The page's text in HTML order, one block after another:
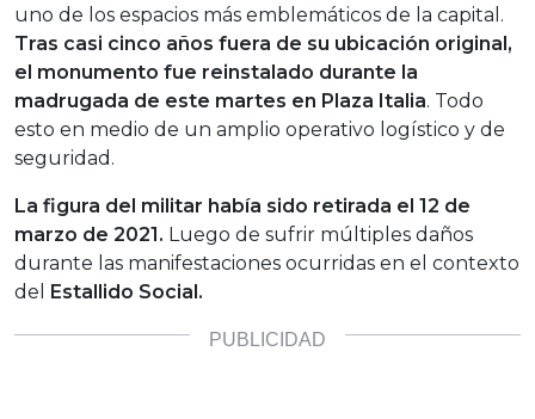
uno de los espacios más emblemáticos de la capital.
Tras casi cinco años fuera de su ubicación original,
el monumento fue reinstalado durante la
madrugada de este martes en Plaza Italia. Todo
esto en medio de un amplio operativo logístico y de
seguridad.
La figura del militar había sido retirada el 12 de
marzo de 2021. Luego de sufrir múltiples daños
durante las manifestaciones ocurridas en el contexto
del
Estallido Social.